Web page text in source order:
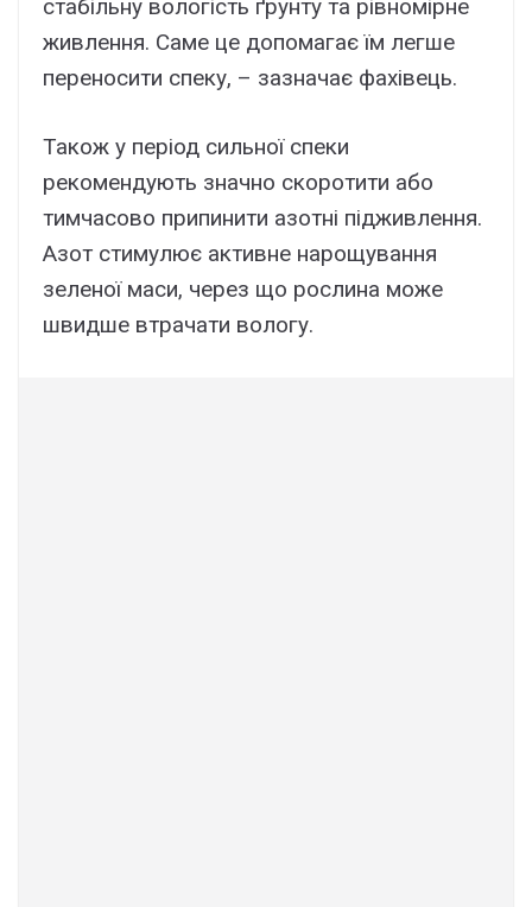
стабільну вологість ґрунту та рівномірне
живлення. Саме це допомагає їм легше
переносити спеку, – зазначає фахівець.
Також у період сильної спеки
рекомендують значно скоротити або
тимчасово припинити азотні підживлення.
Азот стимулює активне нарощування
зеленої маси, через що рослина може
швидше втрачати вологу.